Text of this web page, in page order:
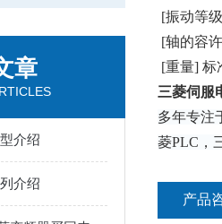
章
介绍
介绍
[振动等
[轴的容
[重量] 标
三菱伺服
多年专注
菱PLC，
产品